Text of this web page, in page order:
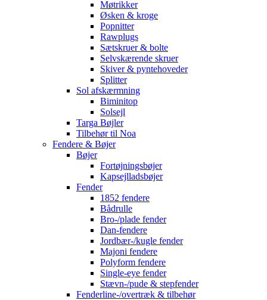
Møtrikker
Øsken & kroge
Popnitter
Rawplugs
Sætskruer & bolte
Selvskærende skruer
Skiver & pyntehoveder
Splitter
Sol afskærmning
Biminitop
Solsejl
Targa Bøjler
Tilbehør til Noa
Fendere & Bøjer
Bøjer
Fortøjningsbøjer
Kapsejlladsbøjer
Fender
1852 fendere
Bådrulle
Bro-/plade fender
Dan-fendere
Jordbær-/kugle fender
Majoni fendere
Polyform fendere
Single-eye fender
Stævn-/pude & stepfender
Fenderline-/overtræk & tilbehør